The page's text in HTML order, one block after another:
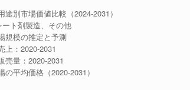
別市場価値比較（2024-2031）
ト剤製造、その他
規模の推定と予測
上：2020-2031
売量：2020-2031
平均価格（2020-2031）